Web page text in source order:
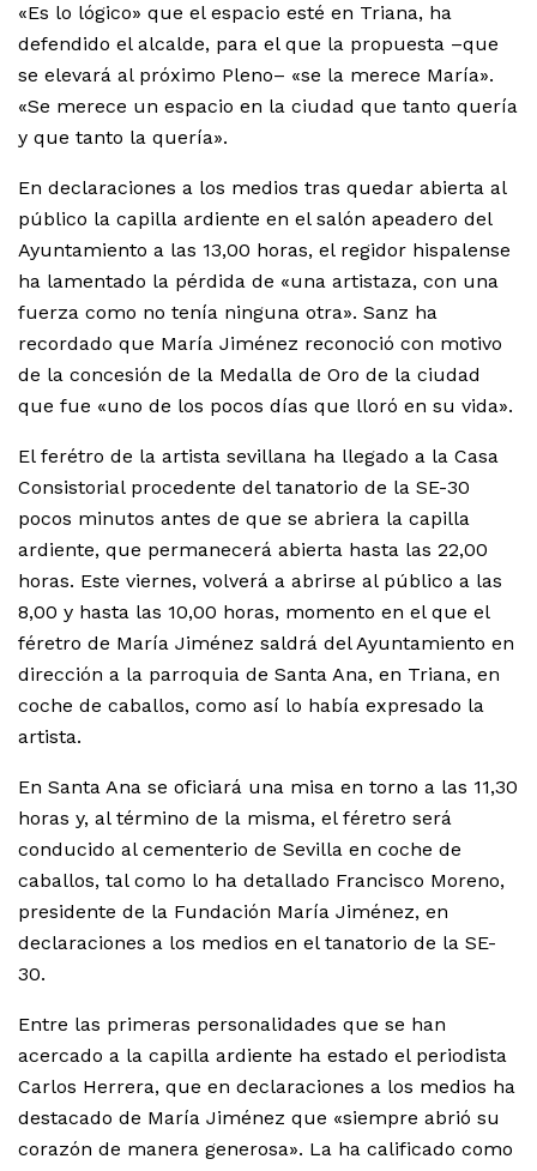
«Es lo lógico» que el espacio esté en Triana, ha
defendido el alcalde, para el que la propuesta –que
se elevará al próximo Pleno– «se la merece María».
«Se merece un espacio en la ciudad que tanto quería
y que tanto la quería».
En declaraciones a los medios tras quedar abierta al
público la capilla ardiente en el salón apeadero del
Ayuntamiento a las 13,00 horas, el regidor hispalense
ha lamentado la pérdida de «una artistaza, con una
fuerza como no tenía ninguna otra». Sanz ha
recordado que María Jiménez reconoció con motivo
de la concesión de la Medalla de Oro de la ciudad
que fue «uno de los pocos días que lloró en su vida».
El ferétro de la artista sevillana ha llegado a la Casa
Consistorial procedente del tanatorio de la SE-30
pocos minutos antes de que se abriera la capilla
ardiente, que permanecerá abierta hasta las 22,00
horas. Este viernes, volverá a abrirse al público a las
8,00 y hasta las 10,00 horas, momento en el que el
féretro de María Jiménez saldrá del Ayuntamiento en
dirección a la parroquia de Santa Ana, en Triana, en
coche de caballos, como así lo había expresado la
artista.
En Santa Ana se oficiará una misa en torno a las 11,30
horas y, al término de la misma, el féretro será
conducido al cementerio de Sevilla en coche de
caballos, tal como lo ha detallado Francisco Moreno,
presidente de la Fundación María Jiménez, en
declaraciones a los medios en el tanatorio de la SE-
30.
Entre las primeras personalidades que se han
acercado a la capilla ardiente ha estado el periodista
Carlos Herrera, que en declaraciones a los medios ha
destacado de María Jiménez que «siempre abrió su
corazón de manera generosa». La ha calificado como